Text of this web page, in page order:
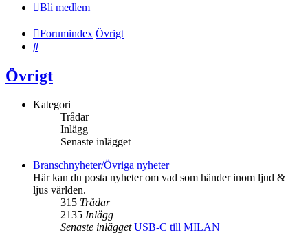
Bli medlem
Forumindex Övrigt
Sök
Övrigt
Kategori
Trådar
Inlägg
Senaste inlägget
Branschnyheter/Övriga nyheter
Här kan du posta nyheter om vad som händer inom ljud &
ljus världen.
315 Trådar
2135 Inlägg
Senaste inlägget USB-C till MILAN